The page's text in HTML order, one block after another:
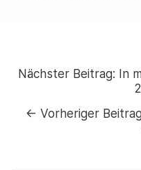
Nächster Beitrag: In
← Vorheriger